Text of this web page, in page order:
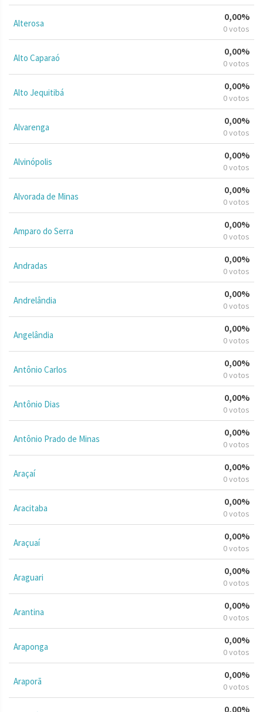
Alterosa
0,00%
0 votos
Alto Caparaó
0,00%
0 votos
Alto Jequitibá
0,00%
0 votos
Alvarenga
0,00%
0 votos
Alvinópolis
0,00%
0 votos
Alvorada de Minas
0,00%
0 votos
Amparo do Serra
0,00%
0 votos
Andradas
0,00%
0 votos
Andrelândia
0,00%
0 votos
Angelândia
0,00%
0 votos
Antônio Carlos
0,00%
0 votos
Antônio Dias
0,00%
0 votos
Antônio Prado de Minas
0,00%
0 votos
Araçaí
0,00%
0 votos
Aracitaba
0,00%
0 votos
Araçuaí
0,00%
0 votos
Araguari
0,00%
0 votos
Arantina
0,00%
0 votos
Araponga
0,00%
0 votos
Araporã
0,00%
0 votos
0,00%